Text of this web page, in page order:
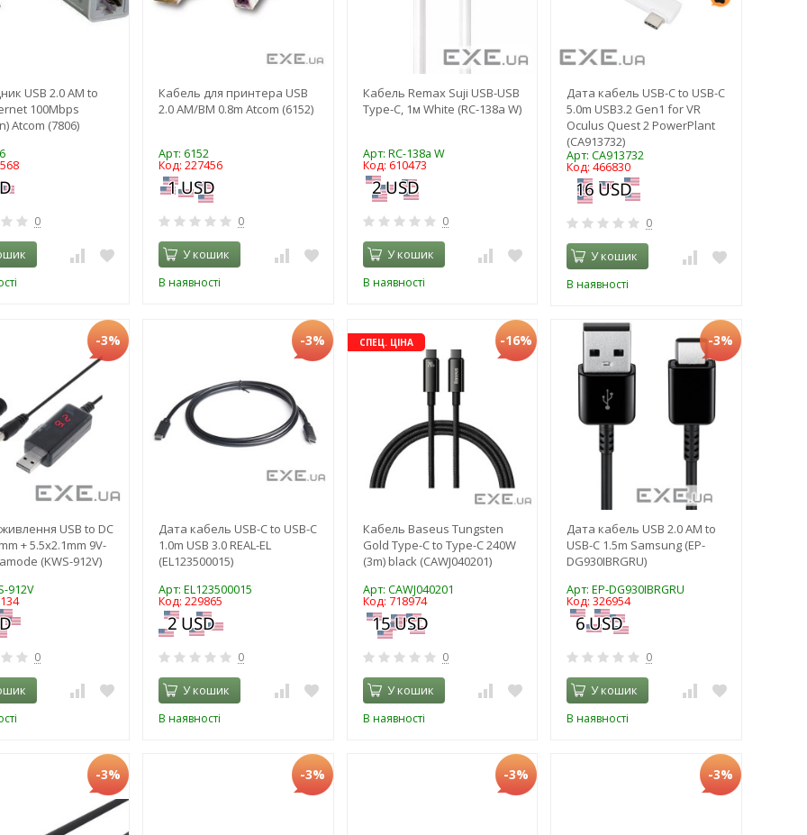
USB 2.0 AM to
100Mbps
Atcom (7806)
0
Кабель для принтера USB
2.0 AM/BM 0.8m Atcom (6152)
Арт: 6152
Код: 227456
0
У кошик
В наявності
Кабель Remax Suji USB-USB
Type-C, 1м White (RC-138a W)
Арт: RC-138a W
Код: 610473
0
У кошик
В наявності
Дата кабель USB-C to USB-C
5.0m USB3.2 Gen1 for VR
Oculus Quest 2 PowerPlant
(CA913732)
Арт: CA913732
Код: 466830
0
У кошик
В наявності
-3%
USB to DC
+ 5.5x2.1mm 9V-
(KWS-912V)
912V
0
-3%
Дата кабель USB-C to USB-C
1.0m USB 3.0 REAL-EL
(EL123500015)
Арт: EL123500015
Код: 229865
0
У кошик
В наявності
СПЕЦ. ЦІНА -16%
Кабель Baseus Tungsten
Gold Type-C to Type-C 240W
(3m) black (CAWJ040201)
Арт: CAWJ040201
Код: 718974
0
У кошик
В наявності
-3%
Дата кабель USB 2.0 AM to
USB-C 1.5m Samsung (EP-
DG930IBRGRU)
Арт: EP-DG930IBRGRU
Код: 326954
0
У кошик
В наявності
-3% -3% -3% -3%